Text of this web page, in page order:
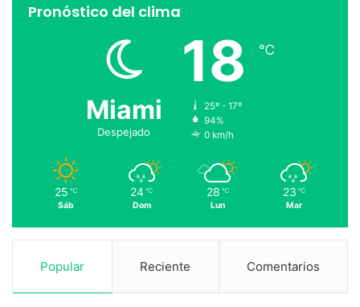
Pronóstico del clima
Miami
Despejado
18 ℃
25º - 17º
94%
0 km/h
25 ℃
Sáb
24 ℃
Dom
28 ℃
Lun
23 ℃
Mar
Popular Reciente Comentarios